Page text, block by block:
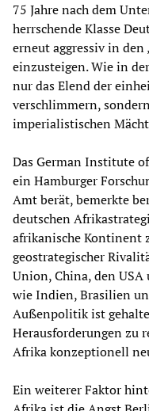
75 Jahre nach dem
herrschende Klasse
erneut aggressiv in
einzusteigen. Wie in
nur das Elend der
verschlimmern,
imperialistischen
Das German Institute
ein Hamburger
Amt berät, bemerkte
deutschen
afrikanische Kontinent
geostrategischer
Union, China, den
wie Indien, Brasilien
Außenpolitik ist
Herausforderungen zu
Afrika konzeptionell
Ein weiterer Faktor